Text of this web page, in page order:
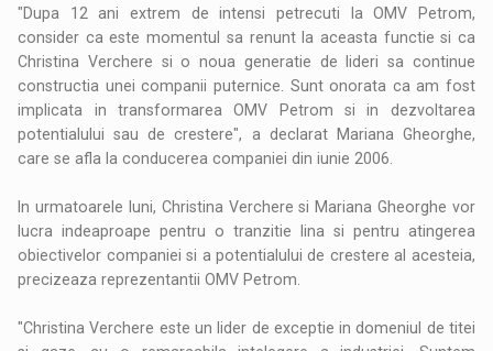
"Dupa 12 ani extrem de intensi petrecuti la OMV Petrom,
consider ca este momentul sa renunt la aceasta functie si ca
Christina Verchere si o noua generatie de lideri sa continue
constructia unei companii puternice. Sunt onorata ca am fost
implicata in transformarea OMV Petrom si in dezvoltarea
potentialului sau de crestere", a declarat Mariana Gheorghe,
care se afla la conducerea companiei din iunie 2006.
In urmatoarele luni, Christina Verchere si Mariana Gheorghe vor
lucra indeaproape pentru o tranzitie lina si pentru atingerea
obiectivelor companiei si a potentialului de crestere al acesteia,
precizeaza reprezentantii OMV Petrom.
"Christina Verchere este un lider de exceptie in domeniul de titei